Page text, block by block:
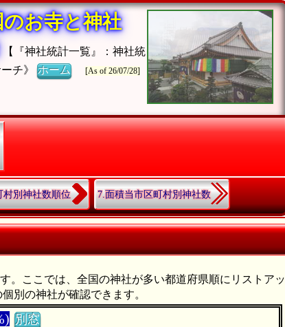
のお寺と神社
【『神社統計一覧』：神社統
ーチ》ホーム [As of 26/07/28]
村別神社数順位 7.面積当市区町村別神社数
。ここでは、全国の神社が多い都道府県順にリストアッ
別の神社が確認できます。
別窓